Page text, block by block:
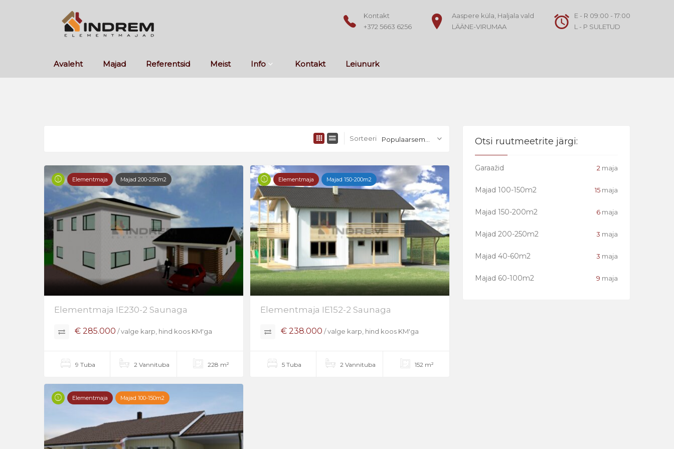
Kontakt
+372 5663 6256
Aaspere küla, Haljala vald
LÄÄNE-VIRUMAA
E - R 09:00 - 17:00
L - P SULETUD
Avaleht Majad Referentsid Meist Info Kontakt Leiunurk
Sorteeri
Elementmaja Majad 200-250m2
Elementmaja IE230-2 Saunaga
€ 285.000 / valge karp, hind koos KM'ga
9 Tuba 2 Vannituba 228 m²
Elementmaja Majad 150-200m2
Elementmaja IE152-2 Saunaga
€ 238.000 / valge karp, hind koos KM'ga
5 Tuba 2 Vannituba 152 m²
Elementmaja Majad 100-150m2
Otsi ruutmeetrite järgi:
Garaažid 2 maja
Majad 100-150m2 15 maja
Majad 150-200m2 6 maja
Majad 200-250m2 3 maja
Majad 40-60m2 3 maja
Majad 60-100m2 9 maja